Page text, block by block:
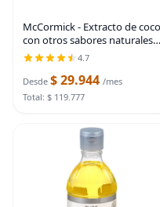
McCormick - Extracto de coco
con otros sabores naturales,
1 onza líquida (paquete de 6)
4.7
Desde $ 29.944 /mes
Total: $ 119.777